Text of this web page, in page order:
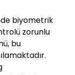
biyometrik
zorunlu
bu